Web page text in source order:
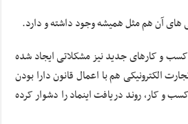
های آن هم مثل همیشه وجود داشته و دارد.
کسب و کارهای جدید نیز مشکلاتی ایجاد شده
الکترونیکی هم با اعمال قانون دارا بودن
و کار، روند دریافت اینماد را دشوار کرده